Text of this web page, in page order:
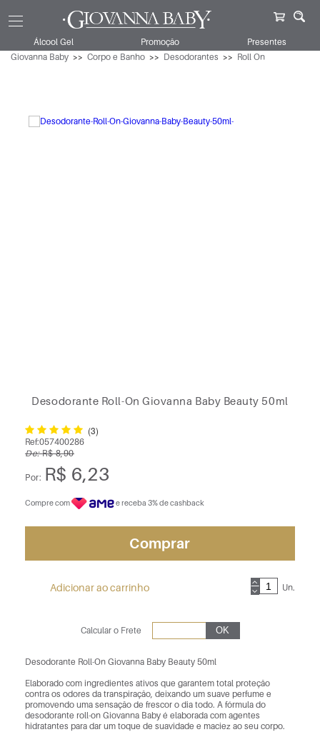
Álcool Gel Promoção
Presentes
Giovanna Baby
Corpo e Banho Desodorantes Roll On
Desodorante Roll-On Giovanna Baby Beauty 50ml
(3)
Ref:057400286
De:R$ 8,90
Por: R$ 6,23
Compre com e receba 3% de cashback
Comprar
Un.
Adicionar ao carrinho
Calcular o Frete
Desodorante Roll-On Giovanna Baby Beauty 50ml
Elaborado com ingredientes ativos que garantem total proteção
contra os odores da transpiração, deixando um suave perfume e
promovendo uma sensação de frescor o dia todo. A fórmula do
desodorante roll-on Giovanna Baby é elaborada com agentes
hidratantes para dar um toque de suavidade e maciez ao seu corpo.